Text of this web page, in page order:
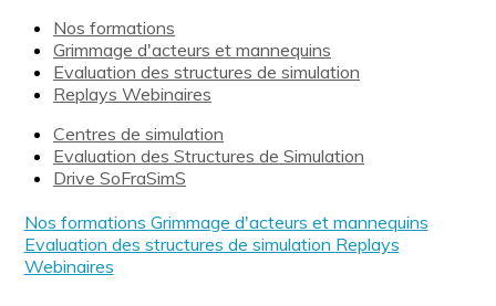
Nos formations
Grimmage d'acteurs et mannequins
Evaluation des structures de simulation
Replays Webinaires
Centres de simulation
Evaluation des Structures de Simulation
Drive SoFraSimS
Nos formations Grimmage d'acteurs et mannequins
Evaluation des structures de simulation Replays
Webinaires